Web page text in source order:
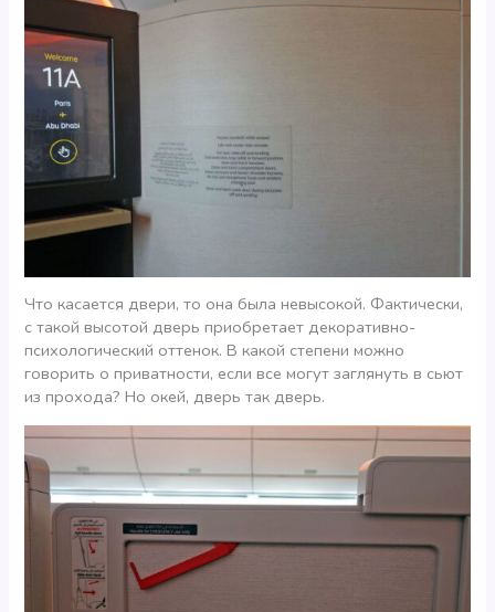
Что касается двери, то она была невысокой. Фактически,
с такой высотой дверь приобретает декоративно-
психологический оттенок. В какой степени можно
говорить о приватности, если все могут заглянуть в сьют
из прохода? Но окей, дверь так дверь.